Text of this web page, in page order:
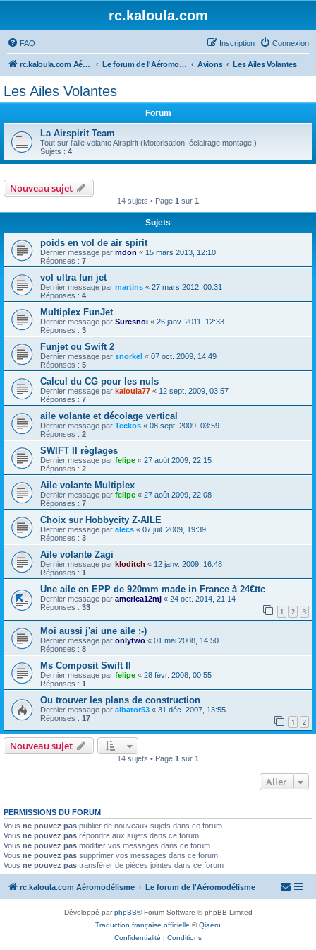
rc.kaloula.com
FAQ Connexion
Inscription
rc.kaloula.com Aéromodélisme Le forum de l'Aéromodélisme Avions Les Ailes Volantes
Les Ailes Volantes
Forum
La Airspirit Team
Tout sur l'aile volante Airspirit (Motorisation, éclairage montage )
Sujets : 4
Nouveau sujet
14 sujets • Page 1 sur 1
Sujets
poids en vol de air spirit
Dernier message par mdon « 15 mars 2013, 12:10
Réponses : 7
vol ultra fun jet
Dernier message par martins « 27 mars 2012, 00:31
Réponses : 4
Multiplex FunJet
Dernier message par Suresnoi « 26 janv. 2011, 12:33
Réponses : 3
Funjet ou Swift 2
Dernier message par snorkel « 07 oct. 2009, 14:49
Réponses : 5
Calcul du CG pour les nuls
Dernier message par kaloula77 « 12 sept. 2009, 03:57
Réponses : 7
aile volante et décolage vertical
Dernier message par Teckos « 08 sept. 2009, 03:59
Réponses : 2
SWIFT II règlages
Dernier message par felipe « 27 août 2009, 22:15
Réponses : 2
Aile volante Multiplex
Dernier message par felipe « 27 août 2009, 22:08
Réponses : 7
Choix sur Hobbycity Z-AILE
Dernier message par alecs « 07 juil. 2009, 19:39
Réponses : 3
Aile volante Zagi
Dernier message par kloditch « 12 janv. 2009, 16:48
Réponses : 1
Une aile en EPP de 920mm made in France à 24€ttc
Dernier message par america12mj « 24 oct. 2014, 21:14
Réponses : 33 1 2 3
Moi aussi j'ai une aile :-)
Dernier message par onlytwo « 01 mai 2008, 14:50
Réponses : 8
Ms Composit Swift II
Dernier message par felipe « 28 févr. 2008, 00:55
Réponses : 1
Ou trouver les plans de construction
Dernier message par albator53 « 31 déc. 2007, 13:55
Réponses : 17 1 2
Nouveau sujet
14 sujets • Page 1 sur 1
Aller
PERMISSIONS DU FORUM
Vous ne pouvez pas publier de nouveaux sujets dans ce forum
Vous ne pouvez pas répondre aux sujets dans ce forum
Vous ne pouvez pas modifier vos messages dans ce forum
Vous ne pouvez pas supprimer vos messages dans ce forum
Vous ne pouvez pas transférer de pièces jointes dans ce forum
rc.kaloula.com Aéromodélisme Le forum de l'Aéromodélisme
Développé parphpBB® Forum Software © phpBB Limited
Traduction française officielle ©Qiaeru
Confidentialité | Conditions